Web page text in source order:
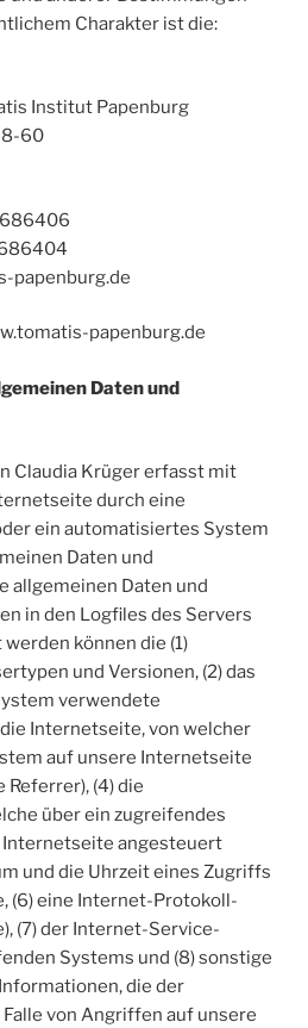
Charakter ist die:
Institut Papenburg
60
papenburg.de
papenburg.de
Daten und
Claudia Krüger erfasst mit
durch eine
ein automatisiertes System
Daten und
allgemeinen Daten und
in den Logfiles des Servers
können die (1)
und Versionen, (2) das
verwendete
Internetseite, von welcher
auf unsere Internetseite
(4) die
über ein zugreifendes
angesteuert
und die Uhrzeit eines Zugriffs
(6) eine Internet-Protokoll-
(7) der Internet-Service-
Systems und (8) sonstige
die der
von Angriffen auf unsere